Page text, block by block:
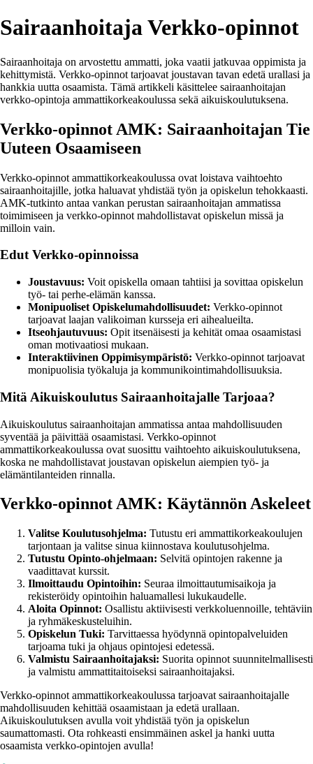
Sairaanhoitaja Verkko-opinnot
Sairaanhoitaja on arvostettu ammatti, joka vaatii jatkuvaa oppimista ja
kehittymistä. Verkko-opinnot tarjoavat joustavan tavan edetä urallasi ja
hankkia uutta osaamista. Tämä artikkeli käsittelee sairaanhoitajan
verkko-opintoja ammattikorkeakoulussa sekä aikuiskoulutuksena.
Verkko-opinnot AMK: Sairaanhoitajan Tie
Uuteen Osaamiseen
Verkko-opinnot ammattikorkeakoulussa ovat loistava vaihtoehto
sairaanhoitajille, jotka haluavat yhdistää työn ja opiskelun tehokkaasti.
AMK-tutkinto antaa vankan perustan sairaanhoitajan ammatissa
toimimiseen ja verkko-opinnot mahdollistavat opiskelun missä ja
milloin vain.
Edut Verkko-opinnoissa
Joustavuus: Voit opiskella omaan tahtiisi ja sovittaa opiskelun
työ- tai perhe-elämän kanssa.
Monipuoliset Opiskelumahdollisuudet: Verkko-opinnot
tarjoavat laajan valikoiman kursseja eri aihealueilta.
Itseohjautuvuus: Opit itsenäisesti ja kehität omaa osaamistasi
oman motivaatiosi mukaan.
Interaktiivinen Oppimisympäristö: Verkko-opinnot tarjoavat
monipuolisia työkaluja ja kommunikointimahdollisuuksia.
Mitä Aikuiskoulutus Sairaanhoitajalle Tarjoaa?
Aikuiskoulutus sairaanhoitajan ammatissa antaa mahdollisuuden
syventää ja päivittää osaamistasi. Verkko-opinnot
ammattikorkeakoulussa ovat suosittu vaihtoehto aikuiskoulutuksena,
koska ne mahdollistavat joustavan opiskelun aiempien työ- ja
elämäntilanteiden rinnalla.
Verkko-opinnot AMK: Käytännön Askeleet
Valitse Koulutusohjelma: Tutustu eri ammattikorkeakoulujen
tarjontaan ja valitse sinua kiinnostava koulutusohjelma.
Tutustu Opinto-ohjelmaan: Selvitä opintojen rakenne ja
vaadittavat kurssit.
Ilmoittaudu Opintoihin: Seuraa ilmoittautumisaikoja ja
rekisteröidy opintoihin haluamallesi lukukaudelle.
Aloita Opinnot: Osallistu aktiivisesti verkkoluennoille, tehtäviin
ja ryhmäkeskusteluihin.
Opiskelun Tuki: Tarvittaessa hyödynnä opintopalveluiden
tarjoama tuki ja ohjaus opintojesi edetessä.
Valmistu Sairaanhoitajaksi: Suorita opinnot suunnitelmallisesti
ja valmistu ammattitaitoiseksi sairaanhoitajaksi.
Verkko-opinnot ammattikorkeakoulussa tarjoavat sairaanhoitajalle
mahdollisuuden kehittää osaamistaan ja edetä urallaan.
Aikuiskoulutuksen avulla voit yhdistää työn ja opiskelun
saumattomasti. Ota rohkeasti ensimmäinen askel ja hanki uutta
osaamista verkko-opintojen avulla!